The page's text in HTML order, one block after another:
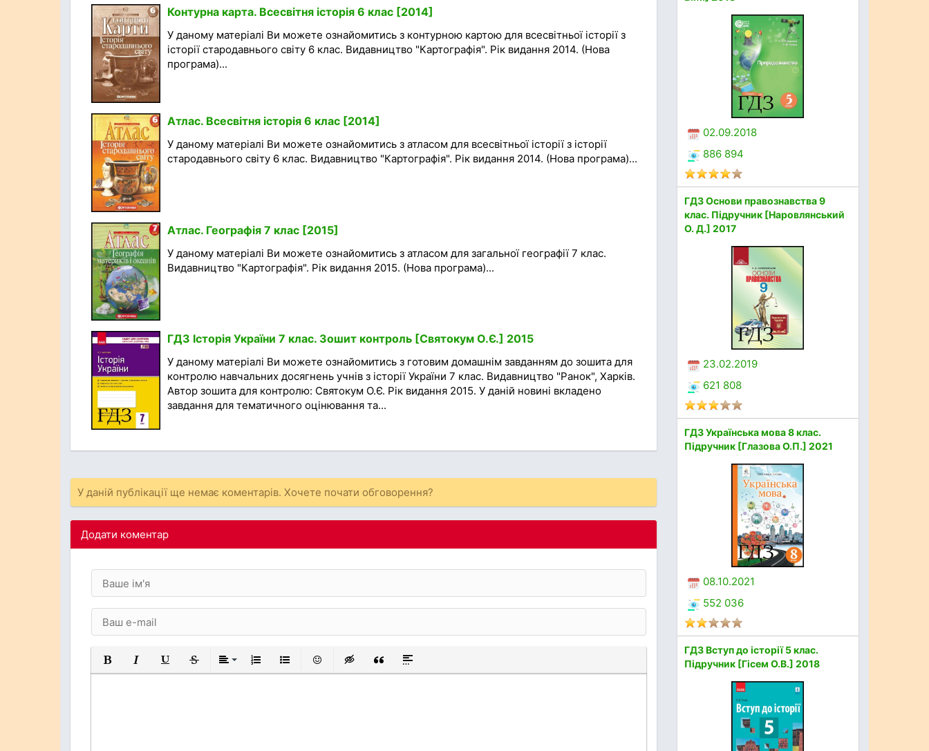
Контурна карта. Всесвітня історія 6 клас [2014]
У даному матеріалі Ви можете ознайомитись з контурною картою для всесвітньої історії з
історії стародавнього світу 6 клас. Видавництво "Картографія". Рік видання 2014. (Нова
програма)...
Атлас. Всесвітня історія 6 клас [2014]
У даному матеріалі Ви можете ознайомитись з атласом для всесвітньої історії з історії
стародавнього світу 6 клас. Видавництво "Картографія". Рік видання 2014. (Нова програма)...
Атлас. Географія 7 клас [2015]
У даному матеріалі Ви можете ознайомитись з атласом для загальної географії 7 клас.
Видавництво "Картографія". Рік видання 2015. (Нова програма)...
ГДЗ Історія України 7 клас. Зошит контроль [Святокум О.Є.] 2015
У даному матеріалі Ви можете ознайомитись з готовим домашнім завданням до зошита для
контролю навчальних досягнень учнів з історії України 7 клас. Видавництво "Ранок", Харків.
Автор зошита для контролю: Святокум О.Є. Рік видання 2015. У даній новині вкладено
завдання для тематичного оцінювання та...
У даній публікації ще немає коментарів. Хочете почати обговорення?
Додати коментар
ЖирнийКурсивПідкреслений
ЗакресленийВирівнювання
Нумерований список
Маркований список
смайлиInsert hidden text
Insert QuoteInsert spoiler
02.09.2018
886 894
ГДЗ Основи правознавства 9
клас. Підручник [Наровлянський
О. Д.] 2017
23.02.2019
621 808
ГДЗ Українська мова 8 клас.
Підручник [Глазова О.П.] 2021
08.10.2021
552 036
ГДЗ Вступ до історії 5 клас.
Підручник [Гісем О.В.] 2018